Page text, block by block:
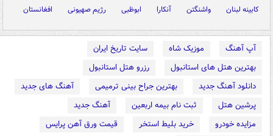
کابینه لبنان
واشنگتن آنکارا ابوظبی رژیم صهیونی افغانستان
آپ آهنگ موزیک شاه
سایت تاریخ ایران
بهترین هتل های استانبول
رزرو هتل استانبول
دانلود آهنگ جدید
بهترین جراح بینی ترمیمی
آهنگ های جدید
پرشین هتل
ثبت نام بیمه اربعین
آهنگ جدید
مزایده خودرو
خرید بلیط استخر
قیمت ورق آهن پرایس